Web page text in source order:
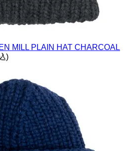
MILL PLAIN HAT CHARCOAL
)